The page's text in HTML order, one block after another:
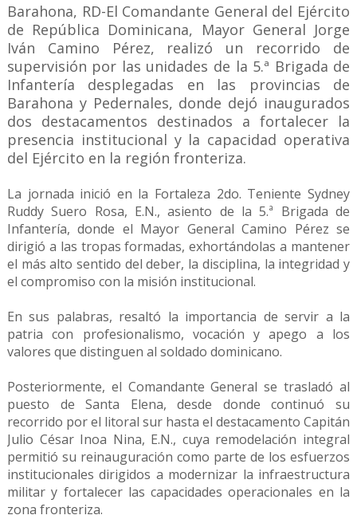
Barahona, RD-El Comandante General del Ejército
de República Dominicana, Mayor General Jorge
Iván Camino Pérez, realizó un recorrido de
supervisión por las unidades de la 5.ª Brigada de
Infantería desplegadas en las provincias de
Barahona y Pedernales, donde dejó inaugurados
dos destacamentos destinados a fortalecer la
presencia institucional y la capacidad operativa
del Ejército en la región fronteriza.
La jornada inició en la Fortaleza 2do. Teniente Sydney
Ruddy Suero Rosa, E.N., asiento de la 5.ª Brigada de
Infantería, donde el Mayor General Camino Pérez se
dirigió a las tropas formadas, exhortándolas a mantener
el más alto sentido del deber, la disciplina, la integridad y
el compromiso con la misión institucional.
En sus palabras, resaltó la importancia de servir a la
patria con profesionalismo, vocación y apego a los
valores que distinguen al soldado dominicano.
Posteriormente, el Comandante General se trasladó al
puesto de Santa Elena, desde donde continuó su
recorrido por el litoral sur hasta el destacamento Capitán
Julio César Inoa Nina, E.N., cuya remodelación integral
permitió su reinauguración como parte de los esfuerzos
institucionales dirigidos a modernizar la infraestructura
militar y fortalecer las capacidades operacionales en la
zona fronteriza.